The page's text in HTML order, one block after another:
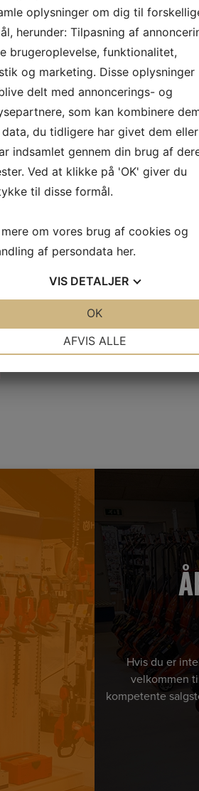
NETPRIS
Forhjul
LÆS MERE
Hvis du er
velkommen
kompetente
oplysninger om dig til
herunder: Tilpasning af
brugeroplevelse, funktionalitet,
og marketing. Disse oplysninger
delt med annoncerings- og
som kan kombinere
data, du tidligere har givet dem eller
indsamlet gennem din brug af
Ved at klikke på 'OK' giver du
til disse formål.
om vores brug af cookies og
af persondata her.
VIS DETALJER
AFVIS ALLE
OK